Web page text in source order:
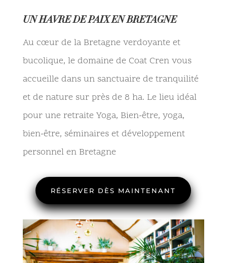
UN HAVRE DE PAIX EN BRETAGNE
Au cœur de la Bretagne verdoyante et
bucolique, le domaine de Coat Cren vous
accueille dans un sanctuaire de tranquilité
et de nature sur près de 8 ha. Le lieu idéal
pour une retraite Yoga, Bien-être, yoga,
bien-être, séminaires et développement
personnel en Bretagne
RÉSERVER DÈS MAINTENANT